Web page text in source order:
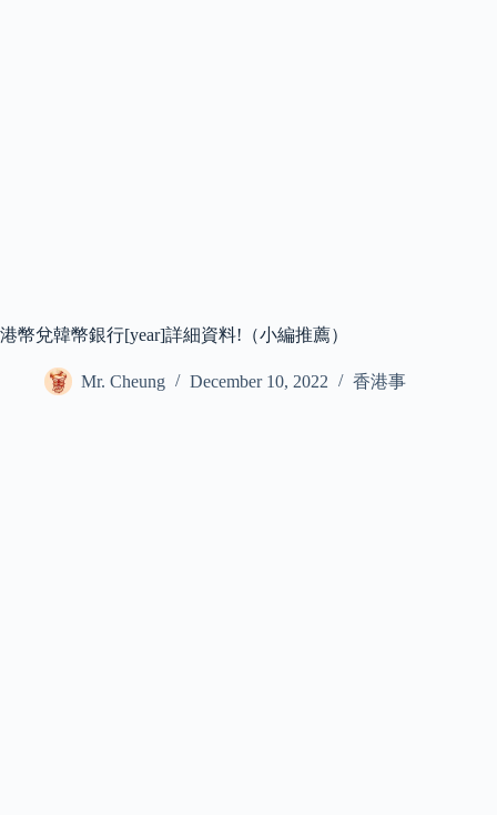
港幣兌韓幣銀行[year]詳細資料!（小編推薦）
Mr. Cheung December 10, 2022 香港事